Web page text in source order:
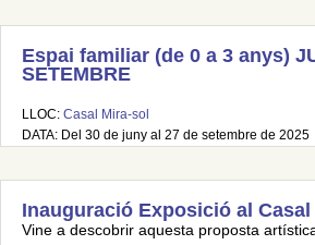
Espai familiar (de 0 a 3 anys)
SETEMBRE
LLOC: Casal Mira-sol
DATA: Del 30 de juny al 27 de setembre de 2025
Inauguració Exposició al Casal
Vine a descobrir aquesta proposta